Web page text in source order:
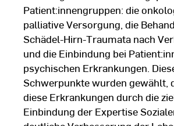
Patient:innengruppen: die
palliative Versorgung, die
Schädel-Hirn-Traumata nach
und die Einbindung bei
psychischen Erkrankungen.
Schwerpunkte wurden gewählt,
diese Erkrankungen durch die
Einbindung der Expertise